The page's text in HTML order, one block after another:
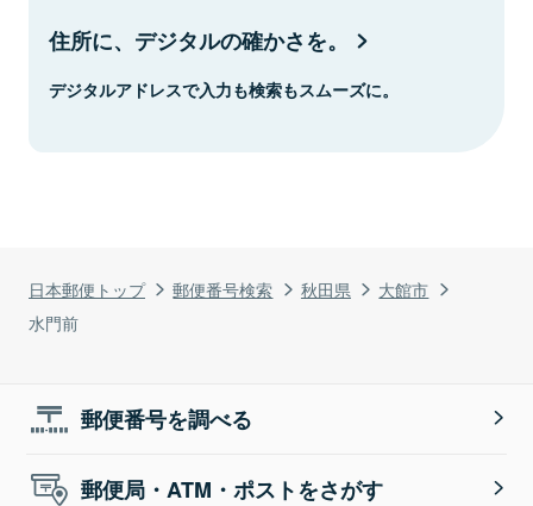
日本郵便トップ 郵便番号検索 秋田県
大館市
水門前
住所に、デジタルの確かさを。
デジタルアドレスで入力も検索もスムーズに。
郵便番号を調べる
郵便局・ATM・ポストをさがす